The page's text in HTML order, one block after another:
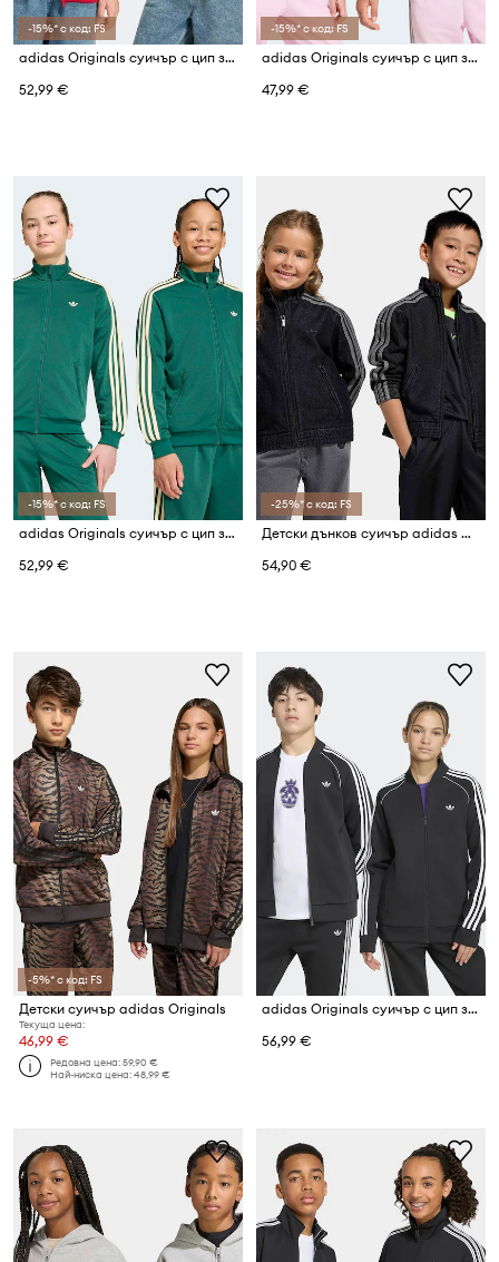
-15%* с код: FS
adidas Originals суичър с цип за деца
52,99 €
-15%* с код: FS
adidas Originals суичър с цип за деца
47,99 €
-15%* с код: FS
adidas Originals суичър с цип за деца ADICOLOR
52,99 €
-25%* с код: FS
Детски дънков суичър adidas Originals
54,90 €
-5%* с код: FS
Детски суичър adidas Originals
Текуща цена:
46,99 €
Редовна цена:59,90 €
Най-ниска цена:48,99 €
adidas Originals суичър с цип за деца
56,99 €